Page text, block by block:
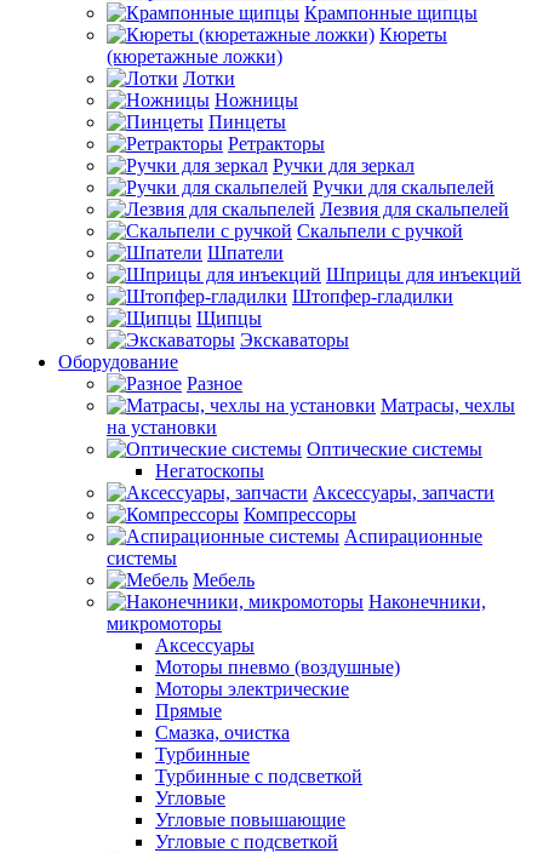
Крампонные щипцы
Кюреты
(кюретажные ложки)
Лотки
Ножницы
Пинцеты
Ретракторы
Ручки для зеркал
Ручки для скальпелей
Лезвия для скальпелей
Скальпели с ручкой
Шпатели
Шприцы для инъекций
Штопфер-гладилки
Щипцы
Экскаваторы
Оборудование
Разное
Матрасы, чехлы
на установки
Оптические системы
Негатоскопы
Аксессуары, запчасти
Компрессоры
Аспирационные
системы
Мебель
Наконечники,
микромоторы
Аксессуары
Моторы пневмо (воздушные)
Моторы электрические
Прямые
Смазка, очистка
Турбинные
Турбинные с подсветкой
Угловые
Угловые повышающие
Угловые с подсветкой